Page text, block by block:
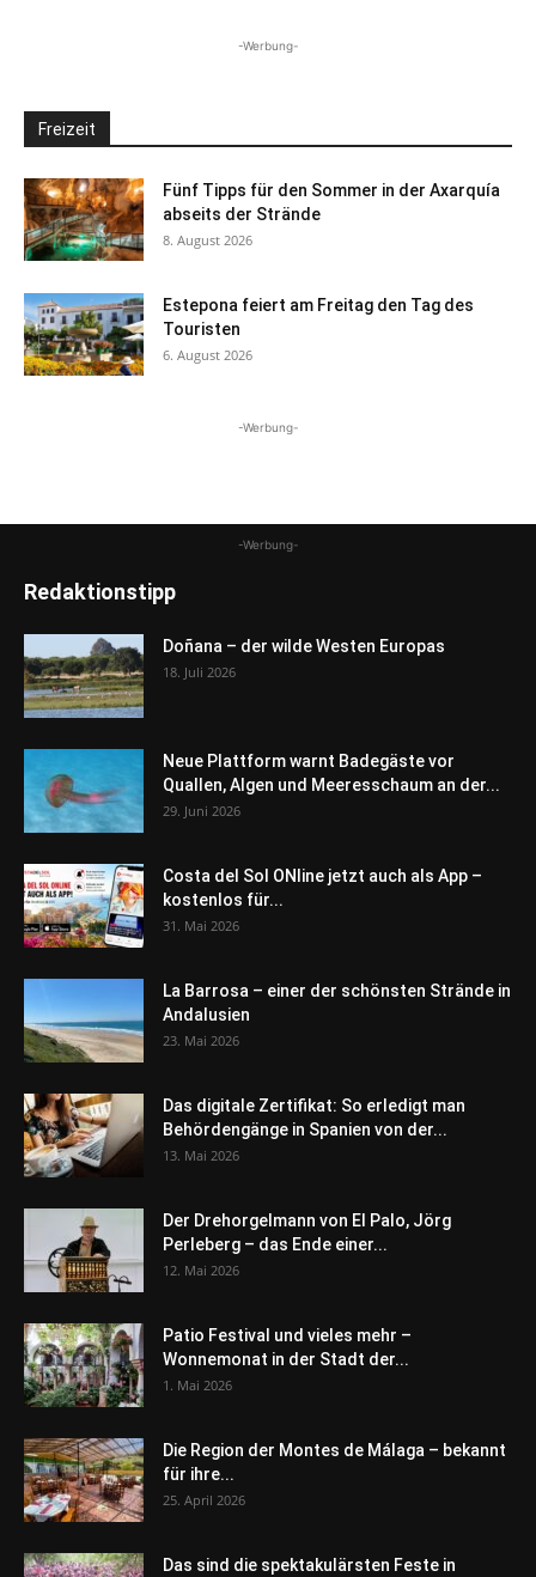
-Werbung-
Freizeit
Fünf Tipps für den Sommer in der Axarquía
abseits der Strände
8. August 2026
Estepona feiert am Freitag den Tag des
Touristen
6. August 2026
-Werbung-
-Werbung-
Redaktionstipp
Doñana – der wilde Westen Europas
18. Juli 2026
Neue Plattform warnt Badegäste vor
Quallen, Algen und Meeresschaum an der...
29. Juni 2026
Costa del Sol ONline jetzt auch als App –
kostenlos für...
31. Mai 2026
La Barrosa – einer der schönsten Strände in
Andalusien
23. Mai 2026
Das digitale Zertifikat: So erledigt man
Behördengänge in Spanien von der...
13. Mai 2026
Der Drehorgelmann von El Palo, Jörg
Perleberg – das Ende einer...
12. Mai 2026
Patio Festival und vieles mehr –
Wonnemonat in der Stadt der...
1. Mai 2026
Die Region der Montes de Málaga – bekannt
für ihre...
25. April 2026
Das sind die spektakulärsten Feste in